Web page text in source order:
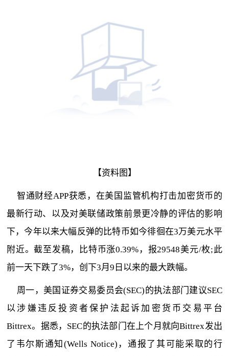
【资料图】
智通财经APP获悉，在美国监管机构打击加密货币的
最新行动、以及对美联储政策前景更冷静的评估的影响
下，今年以来大幅反弹的比特币如今徘徊在3万美元水平
附近。截至发稿，比特币涨0.39%，报29548美元/枚;此
前一天下跌了3%，创下3月9日以来的最大跌幅。
周一，美国证券交易委员会(SEC)的执法部门建议SEC
以涉嫌违反投资者保护法起诉加密货币交易平台
Bittrex。据悉，SEC的执法部门在上个月就向Bittrex发出
了韦尔斯通知(Wells Notice)，通报了其可能采取的行